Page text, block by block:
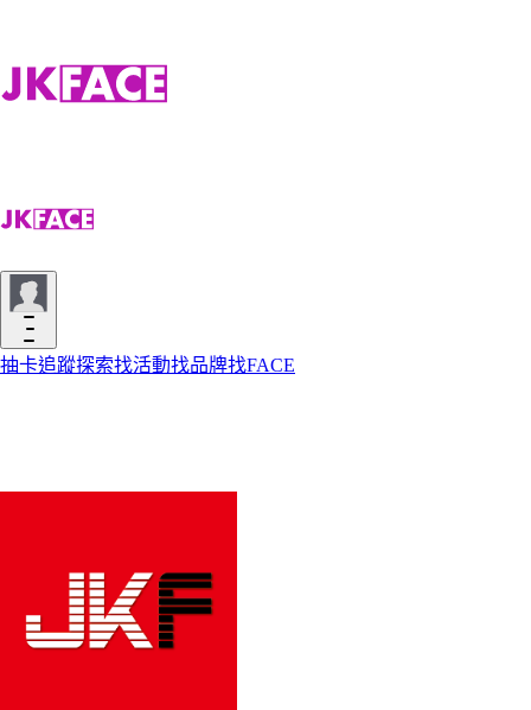
抽卡追蹤探索找活動找品牌找FACE